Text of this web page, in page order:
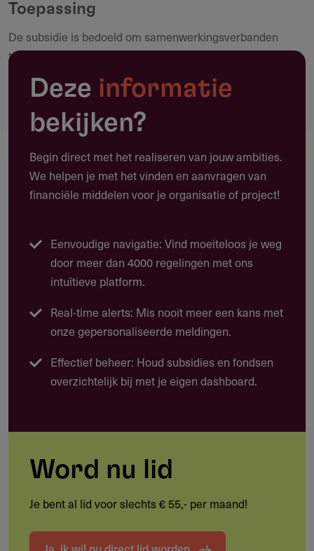
Toepassing
De subsidie is bedoeld om samenwerkingsverbanden
tussen onderwijsinstellingen en arbeidsorganisaties te
ondersteunen, met als doel de aansluiting van het
middelbaar beroepsonderwijs op de arbeidsmarkt te
verbeteren. Dit omvat onder andere:
Ontwikkeling van nieuwe beroepsopleidingen en
keuzedelen.
Inrichting van innovatieve leeromgevingen zoals
hybride leerplekken.
hybride docenten en stages.
Stimuleren van leven lang ontwikkelen (LLO) en
praktijkgericht onderzoek.
Samenwerkingsverbanden krijgen de vrijheid om hun
projecten aan te passen aan regionale of sectorale
ontwikkelingen, met een sterke focus op maatschappelijke
opgaven zoals de energietransitie, digitalisering en de
duurzame energie, waarbij bedrijven uit de regio
de uitvoering.
Inrichting van een state-of-the-art praktijklab voor de
Maak een notitie
Deze informatie
bekijken?
Begin direct met het realiseren van jouw ambities.
We helpen je met het vinden en aanvragen van
financiële middelen voor je organisatie of project!
Eenvoudige navigatie: Vind moeiteloos je weg
door meer dan 4000 regelingen met ons
intuïtieve platform.
Real-time alerts: Mis nooit meer een kans met
onze gepersonaliseerde meldingen.
Effectief beheer: Houd subsidies en fondsen
overzichtelijk bij met je eigen dashboard.
Word nu lid
Je bent al lid voor slechts € 55,- per maand!